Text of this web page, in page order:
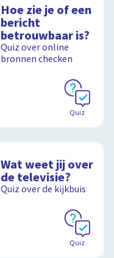
Hoe zie je of een
bericht
betrouwbaar is?
Quiz over online
bronnen checken
Quiz
Wat weet jij over
de televisie?
Quiz over de kijkbuis
Quiz